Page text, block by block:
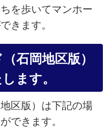
を歩いてマンホー
きます。
石岡地区版）
ます。
区版）は下記の場
できます。